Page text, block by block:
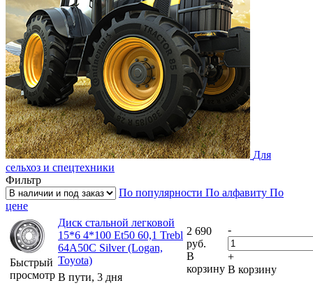
Для
сельхоз и спецтехники
Фильтр
По популярности По алфавиту По
цене
Быстрый
просмотр
Диск стальной легковой
15*6 4*100 Et50 60,1 Trebl
64A50C Silver (Logan,
Toyota)
В пути, 3 дня
2 690
руб.
В
корзину
-
+
В корзину